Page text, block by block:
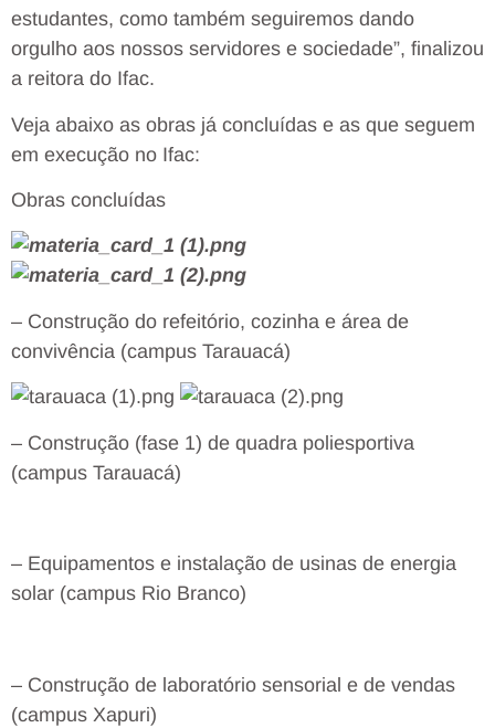
estudantes, como também seguiremos dando
orgulho aos nossos servidores e sociedade”, finalizou
a reitora do Ifac.
Veja abaixo as obras já concluídas e as que seguem
em execução no Ifac:
Obras concluídas
– Construção do refeitório, cozinha e área de
convivência (campus Tarauacá)
– Construção (fase 1) de quadra poliesportiva
(campus Tarauacá)
– Equipamentos e instalação de usinas de energia
solar (campus Rio Branco)
– Construção de laboratório sensorial e de vendas
(campus Xapuri)